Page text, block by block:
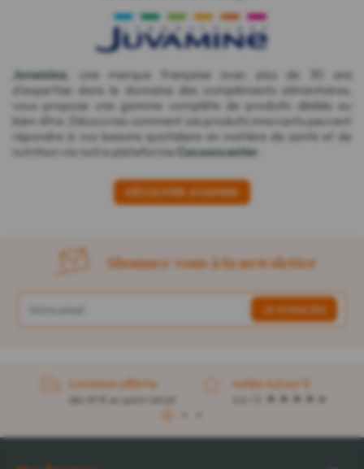
Juvamine, une marque française avec plus de 30 ans
d'expertise dans le domaine des compléments alimentaires,
vous propose une gamme complète de produits dédiés au
bien-être. Découvrez comment ces produits innovants peuvent
répondre à vos besoins quotidiens en matière de santé et de
nutrition via notre plateforme
Cocooncenter
DÉCOUVRIR JUVAMINE
Abonnez-vous à la newsletter
Livraison offerte
dès 49 € en point retrait
notée 4,6 sur 5